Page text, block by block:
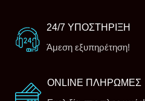
24/7 ΥΠΟΣΤΗΡΙΞΗ
Άμεση εξυπηρέτηση!
ONLINE ΠΛΗΡΩΜΕΣ